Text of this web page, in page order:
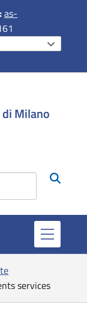
as-
Milano
services